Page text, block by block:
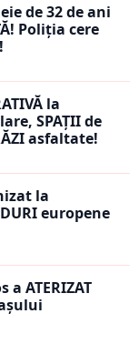
de 32 de ani
Poliția cere
la
SPAȚII de
asfaltate!
la
europene
a ATERIZAT